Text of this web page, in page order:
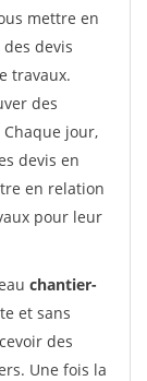
mettre en
devis
travaux.
des
Chaque jour,
devis en
en relation
pour leur
chantier-
et sans
des
Une fois la